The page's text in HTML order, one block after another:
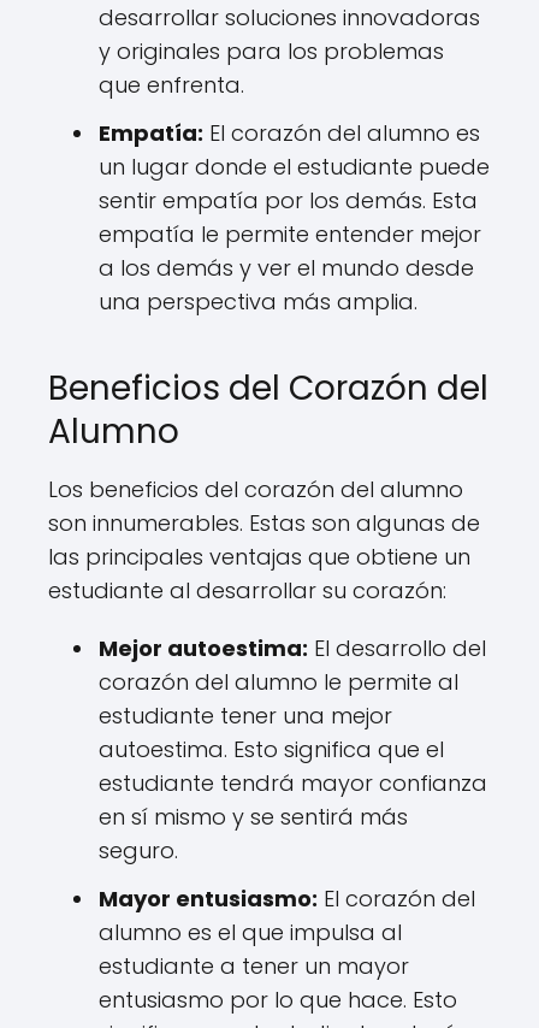
desarrollar soluciones innovadoras
y originales para los problemas
que enfrenta.
Empatía: El corazón del alumno es
un lugar donde el estudiante puede
sentir empatía por los demás. Esta
empatía le permite entender mejor
a los demás y ver el mundo desde
una perspectiva más amplia.
Beneficios del Corazón del
Alumno
Los beneficios del corazón del alumno
son innumerables. Estas son algunas de
las principales ventajas que obtiene un
estudiante al desarrollar su corazón:
Mejor autoestima: El desarrollo del
corazón del alumno le permite al
estudiante tener una mejor
autoestima. Esto significa que el
estudiante tendrá mayor confianza
en sí mismo y se sentirá más
seguro.
Mayor entusiasmo: El corazón del
alumno es el que impulsa al
estudiante a tener un mayor
entusiasmo por lo que hace. Esto